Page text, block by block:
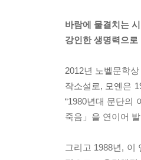
바람에 물결치는
강인한 생명력으
2012년 노벨문학
작소설로, 모옌은
“1980년대 문단의
죽음」을 연이어
그리고 1988년, 이